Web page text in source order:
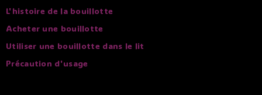
L'histoire de la bouillotte
Acheter une bouillotte
Utiliser une bouillotte dans le lit
Précaution d'usage